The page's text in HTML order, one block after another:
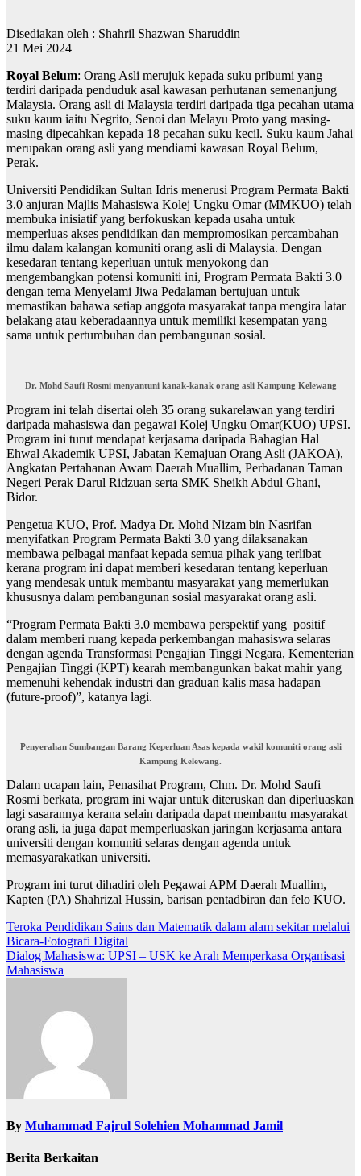
Disediakan oleh : Shahril Shazwan Sharuddin
21 Mei 2024
Royal Belum: Orang Asli merujuk kepada suku pribumi yang
terdiri daripada penduduk asal kawasan perhutanan semenanjung
Malaysia. Orang asli di Malaysia terdiri daripada tiga pecahan utama
suku kaum iaitu Negrito, Senoi dan Melayu Proto yang masing-
masing dipecahkan kepada 18 pecahan suku kecil. Suku kaum Jahai
merupakan orang asli yang mendiami kawasan Royal Belum,
Perak.
Universiti Pendidikan Sultan Idris menerusi Program Permata Bakti
3.0 anjuran Majlis Mahasiswa Kolej Ungku Omar (MMKUO) telah
membuka inisiatif yang berfokuskan kepada usaha untuk
memperluas akses pendidikan dan mempromosikan percambahan
ilmu dalam kalangan komuniti orang asli di Malaysia. Dengan
kesedaran tentang keperluan untuk menyokong dan
mengembangkan potensi komuniti ini, Program Permata Bakti 3.0
dengan tema Menyelami Jiwa Pedalaman bertujuan untuk
memastikan bahawa setiap anggota masyarakat tanpa mengira latar
belakang atau keberadaannya untuk memiliki kesempatan yang
sama untuk pertumbuhan dan pembangunan sosial.
Dr. Mohd Saufi Rosmi menyantuni kanak-kanak orang asli Kampung Kelewang
Program ini telah disertai oleh 35 orang sukarelawan yang terdiri
daripada mahasiswa dan pegawai Kolej Ungku Omar(KUO) UPSI.
Program ini turut mendapat kerjasama daripada Bahagian Hal
Ehwal Akademik UPSI, Jabatan Kemajuan Orang Asli (JAKOA),
Angkatan Pertahanan Awam Daerah Muallim, Perbadanan Taman
Negeri Perak Darul Ridzuan serta SMK Sheikh Abdul Ghani,
Bidor.
Pengetua KUO, Prof. Madya Dr. Mohd Nizam bin Nasrifan
menyifatkan Program Permata Bakti 3.0 yang dilaksanakan
membawa pelbagai manfaat kepada semua pihak yang terlibat
kerana program ini dapat memberi kesedaran tentang keperluan
yang mendesak untuk membantu masyarakat yang memerlukan
khususnya dalam pembangunan sosial masyarakat orang asli.
“Program Permata Bakti 3.0 membawa perspektif yang positif
dalam memberi ruang kepada perkembangan mahasiswa selaras
dengan agenda Transformasi Pengajian Tinggi Negara, Kementerian
Pengajian Tinggi (KPT) kearah membangunkan bakat mahir yang
memenuhi kehendak industri dan graduan kalis masa hadapan
(future-proof)”, katanya lagi.
Penyerahan Sumbangan Barang Keperluan Asas kepada wakil komuniti orang asli
Kampung Kelewang.
Dalam ucapan lain, Penasihat Program, Chm. Dr. Mohd Saufi
Rosmi berkata, program ini wajar untuk diteruskan dan diperluaskan
lagi sasarannya kerana selain daripada dapat membantu masyarakat
orang asli, ia juga dapat memperluaskan jaringan kerjasama antara
universiti dengan komuniti selaras dengan agenda untuk
memasyarakatkan universiti.
Program ini turut dihadiri oleh Pegawai APM Daerah Muallim,
Kapten (PA) Shahrizal Hussin, barisan pentadbiran dan felo KUO.
Navigasi
kiriman
Teroka Pendidikan Sains dan Matematik dalam alam sekitar melalui
Bicara-Fotografi Digital
Dialog Mahasiswa: UPSI – USK ke Arah Memperkasa Organisasi
Mahasiswa
By Muhammad Fajrul Solehien Mohammad Jamil
Berita Berkaitan